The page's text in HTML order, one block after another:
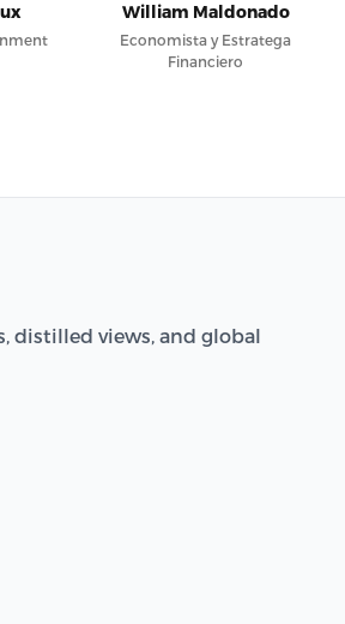
William Maldonado
Economista y Estratega
Financiero
distilled views, and global